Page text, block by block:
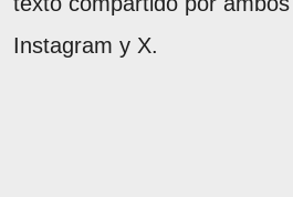
Instagram y X.